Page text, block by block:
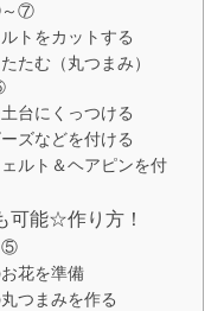
～⑦
トをカットする
たむ（丸つまみ）
台にくっつける
ズなどを付ける
ルト＆ヘアピンを付
可能☆作り方！
⑤
花を準備
つまみを作る